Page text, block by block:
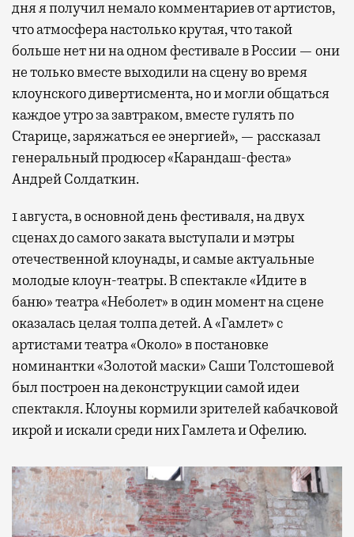
дня я получил немало комментариев от артистов,
что атмосфера настолько крутая, что такой
больше нет ни на одном фестивале в России — они
не только вместе выходили на сцену во время
клоунского дивертисмента, но и могли общаться
каждое утро за завтраком, вместе гулять по
Старице, заряжаться ее энергией», — рассказал
генеральный продюсер «Карандаш-феста»
Андрей Солдаткин.
1 августа, в основной день фестиваля, на двух
сценах до самого заката выступали и мэтры
отечественной клоунады, и самые актуальные
молодые клоун-театры. В спектакле «Идите в
баню» театра «Неболет» в один момент на сцене
оказалась целая толпа детей. А «Гамлет» с
артистами театра «Около» в постановке
номинантки «Золотой маски» Саши Толстошевой
был построен на деконструкции самой идеи
спектакля. Клоуны кормили зрителей кабачковой
икрой и искали среди них Гамлета и Офелию.